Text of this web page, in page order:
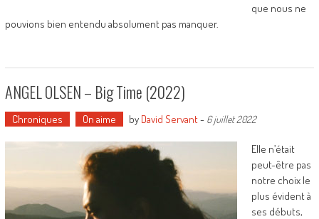
que nous ne
pouvions bien entendu absolument pas manquer.
ANGEL OLSEN – Big Time (2022)
Chroniques On aime by David Servant- 6 juillet 2022
Elle n’était
peut-être pas
notre choix le
plus évident à
ses débuts,